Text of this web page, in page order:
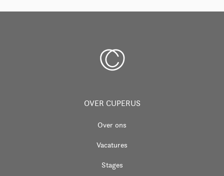
OVER CUPERUS
Over ons
Vacatures
Stages